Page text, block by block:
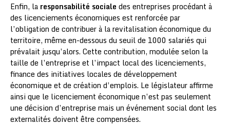
Enfin, la responsabilité sociale des entreprises procédant à
des licenciements économiques est renforcée par
l’obligation de contribuer à la revitalisation économique du
territoire, même en-dessous du seuil de 1000 salariés qui
prévalait jusqu’alors. Cette contribution, modulée selon la
taille de l’entreprise et l’impact local des licenciements,
finance des initiatives locales de développement
économique et de création d’emplois. Le législateur affirme
ainsi que le licenciement économique n’est pas seulement
une décision d’entreprise mais un événement social dont les
externalités doivent être compensées.